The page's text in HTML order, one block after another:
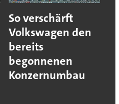
So verschärft
Volkswagen den
bereits
begonnenen
Konzernumbau